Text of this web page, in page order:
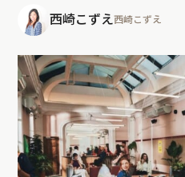
西崎こずえ西崎こずえ